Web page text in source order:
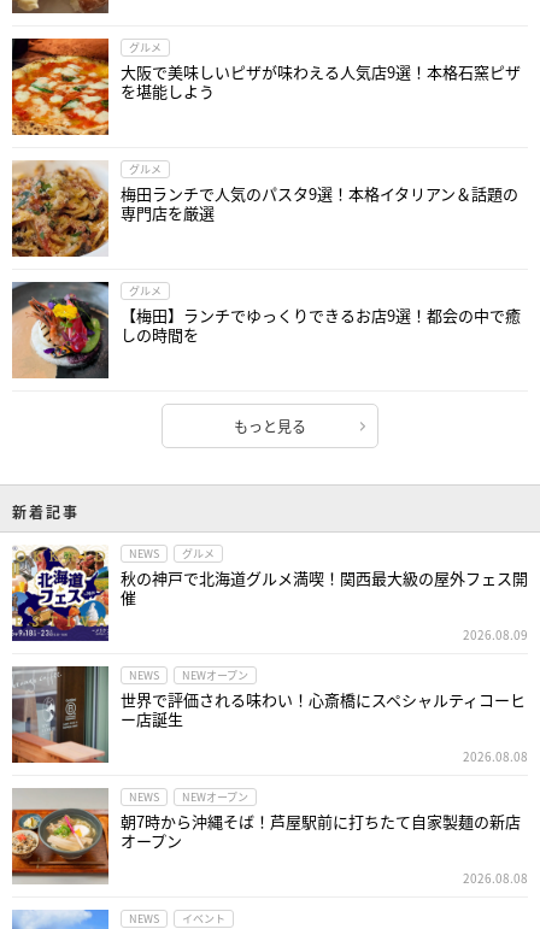
グルメ
大阪で美味しいピザが味わえる人気店9選！本格石窯ピザ
を堪能しよう
グルメ
梅田ランチで人気のパスタ9選！本格イタリアン＆話題の
専門店を厳選
グルメ
【梅田】ランチでゆっくりできるお店9選！都会の中で癒
しの時間を
もっと見る
新着記事
NEWS グルメ
秋の神戸で北海道グルメ満喫！関西最大級の屋外フェス開
催
2026.08.09
NEWS NEWオープン
世界で評価される味わい！心斎橋にスペシャルティコーヒ
ー店誕生
2026.08.08
NEWS NEWオープン
朝7時から沖縄そば！芦屋駅前に打ちたて自家製麺の新店
オープン
2026.08.08
NEWS イベント